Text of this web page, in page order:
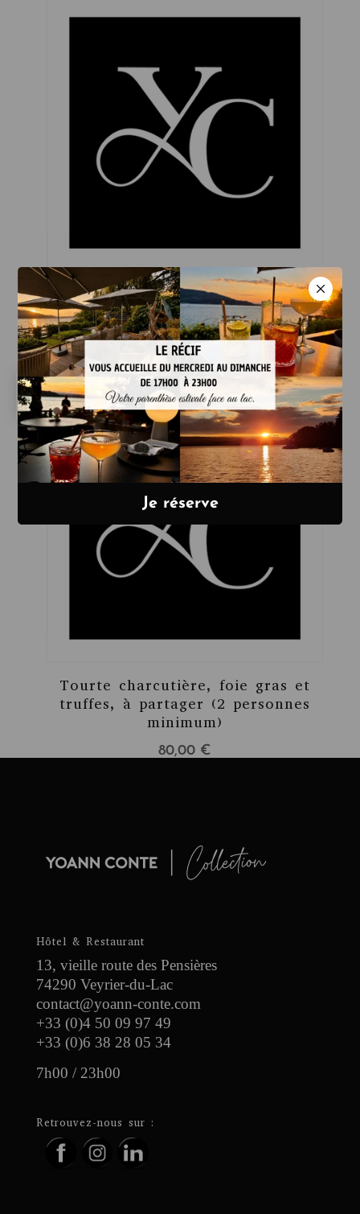
Lieu, haricot vert, haricot de mer
et béarnaise coquillage
30,00€
Tourte charcutière, foie gras et
truffes, à partager (2 personnes
minimum)
80,00 €
Hôtel & Restaurant
13, vieille route des Pensières
74290 Veyrier-du-Lac
contact@yoann-conte.com
+33 (0)4 50 09 97 49
+33 (0)6 38 28 05 34
7h00 / 23h00
Retrouvez-nous sur :